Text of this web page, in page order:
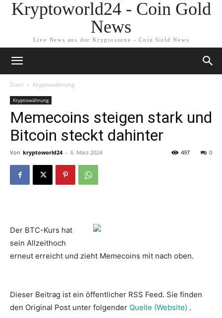
Kryptoworld24 - Coin Gold
News
Live News aus der Kryptoszene - Coin Gold News
Start Kryptowährung
Kryptowährung
Memecoins steigen stark und
Bitcoin steckt dahinter
Von kryptoworld24 - 6. März 2024 0
497
Der BTC-Kurs hat
sein Allzeithoch
erneut erreicht und zieht Memecoins mit nach oben.
Dieser Beitrag ist ein öffentlicher RSS Feed. Sie finden
den Original Post unter folgender Quelle (Website) .